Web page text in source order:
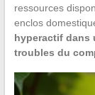
ressources
enclos
hyperactif dans
troubles du